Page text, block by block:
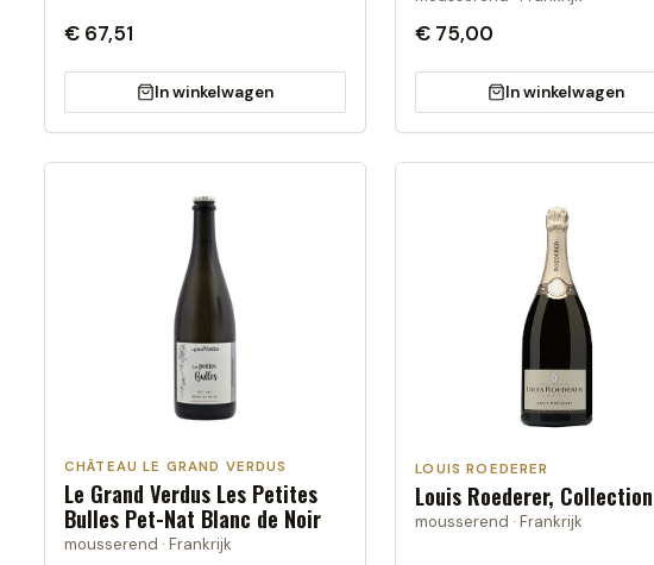
€ 67,51
In winkelwagen
€ 75,00
In winkelwagen
CHÂTEAU LE GRAND VERDUS
Le Grand Verdus Les Petites
Bulles Pet-Nat Blanc de Noir
mousserend · Frankrijk
LOUIS ROEDERER
Louis Roederer, Collection
mousserend · Frankrijk